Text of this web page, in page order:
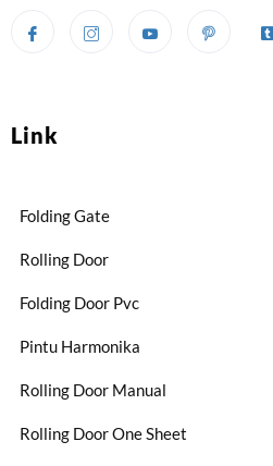
Link
Folding Gate
Rolling Door
Folding Door Pvc
Pintu Harmonika
Rolling Door Manual
Rolling Door One Sheet